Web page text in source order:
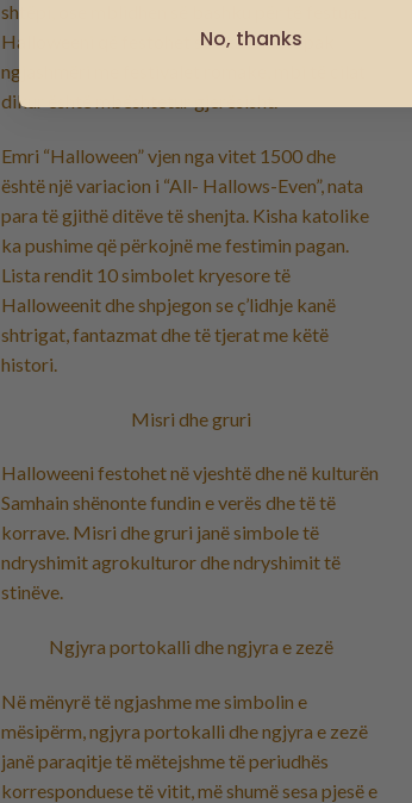
shtëpi, ose mblidhen së bashku për të festuar.
Halloweeni që festohet sot ka shumë pak
ngjashmëri me festivalet romake, mbi të cilat
dikur është mbështetur gjerësisht.
Emri “Halloween” vjen nga vitet 1500 dhe
është një variacion i “All- Hallows-Even”, nata
para të gjithë ditëve të shenjta. Kisha katolike
ka pushime që përkojnë me festimin pagan.
Lista rendit 10 simbolet kryesore të
Halloweenit dhe shpjegon se ç’lidhje kanë
shtrigat, fantazmat dhe të tjerat me këtë
histori.
Misri dhe gruri
Halloweeni festohet në vjeshtë dhe në kulturën
Samhain shënonte fundin e verës dhe të të
korrave. Misri dhe gruri janë simbole të
ndryshimit agrokulturor dhe ndryshimit të
stinëve.
Ngjyra portokalli dhe ngjyra e zezë
Në mënyrë të ngjashme me simbolin e
mësipërm, ngjyra portokalli dhe ngjyra e zezë
janë paraqitje të mëtejshme të periudhës
korresponduese të vitit, më shumë sesa pjesë e
No, thanks